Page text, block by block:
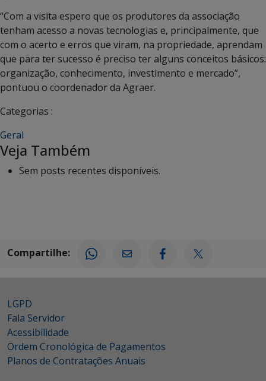
“Com a visita espero que os produtores da associação
tenham acesso a novas tecnologias e, principalmente, que
com o acerto e erros que viram, na propriedade, aprendam
que para ter sucesso é preciso ter alguns conceitos básicos:
organização, conhecimento, investimento e mercado”,
pontuou o coordenador da Agraer.
Categorias :
Geral
Veja Também
Sem posts recentes disponíveis.
Compartilhe:
LGPD
Fala Servidor
Acessibilidade
Ordem Cronológica de Pagamentos
Planos de Contratações Anuais